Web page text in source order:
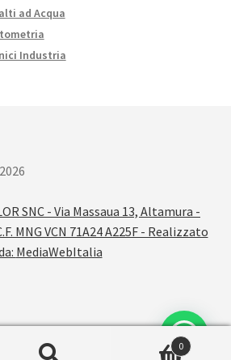
ad Acqua
Industria
SNC - Via Massaua 13, Altamura -
MNG VCN 71A24 A225F - Realizzato
MediaWebItalia
0